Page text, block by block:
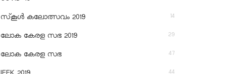
സ്‌കൂള്‍ കലോത്സവം 2019 14
ലോക കേരള സഭ 2019 29
ലോക കേരള സഭ 47
44